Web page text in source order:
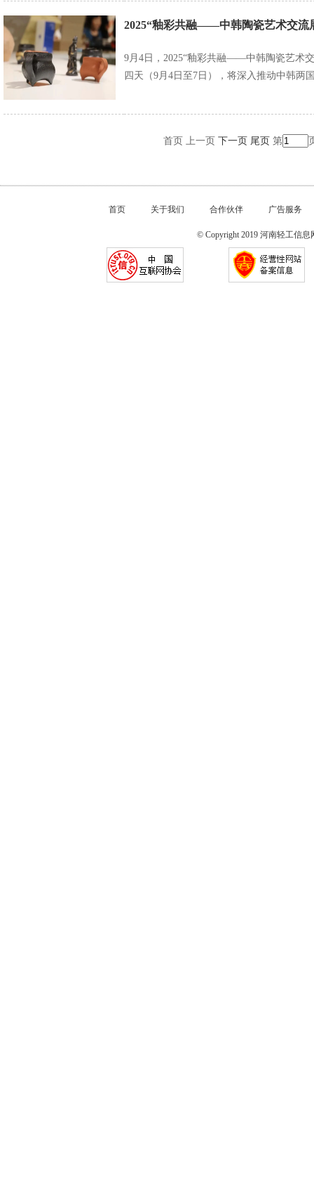
2025“釉彩共融——中韩陶瓷艺术交流
9月4日，2025“釉彩共融——中韩陶瓷艺术
四天（9月4日至7日），将深入推动中韩
首页 上一页 下一页 尾页 第
首页 关于我们 合作伙伴 广告服务
© Copyright 2019 河南轻工信